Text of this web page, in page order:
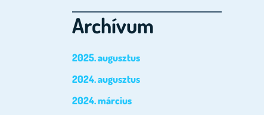
Archívum
2025. augusztus
2024. augusztus
2024. március